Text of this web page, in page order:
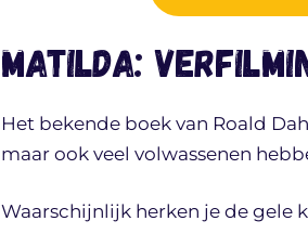
Matilda:
Het bekende boek van Roald
maar ook veel volwassenen
Waarschijnlijk herken je de gele